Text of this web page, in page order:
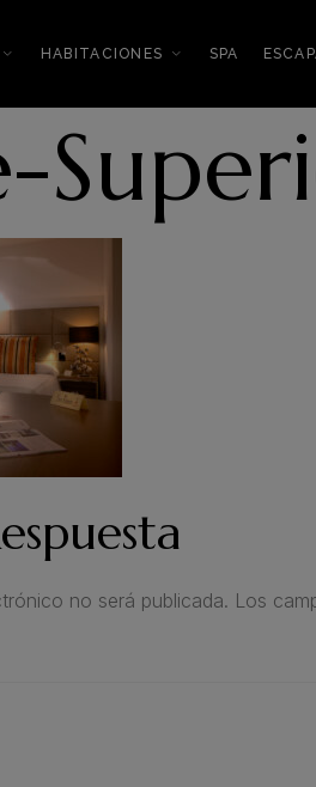
HABITACIONES SPA
no será publicada. Los